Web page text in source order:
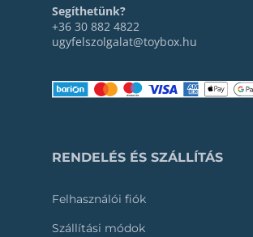
Segíthetünk?
+36 30 882 4822
ugyfelszolgalat@toybox.hu
RENDELÉS ÉS SZÁLLÍTÁS
Felhasználói fiók
Szállítási módok